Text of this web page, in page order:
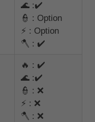
🌊 :✔️
👮 : Option
⚡ : Option
🪓 : ✔️
🔥 : ✔️
🌊 :✔️
👮 : ❌
⚡ : ❌
🪓 : ❌